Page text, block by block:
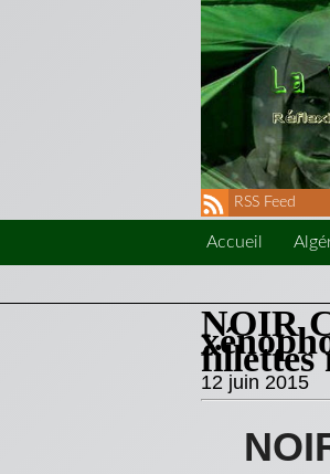
RSS Feed
Accueil
NOIR
fillettes
12 juin 2015